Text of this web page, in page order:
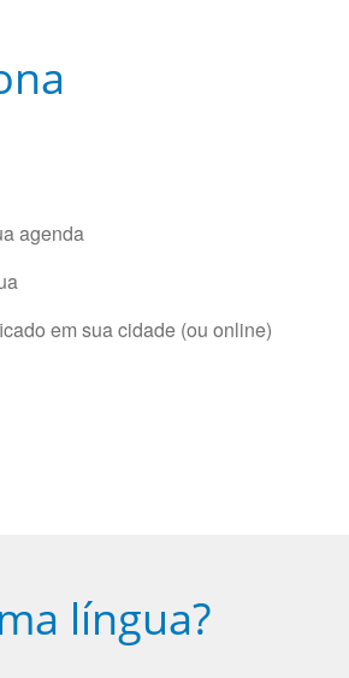
agenda
em sua cidade (ou online)
língua?